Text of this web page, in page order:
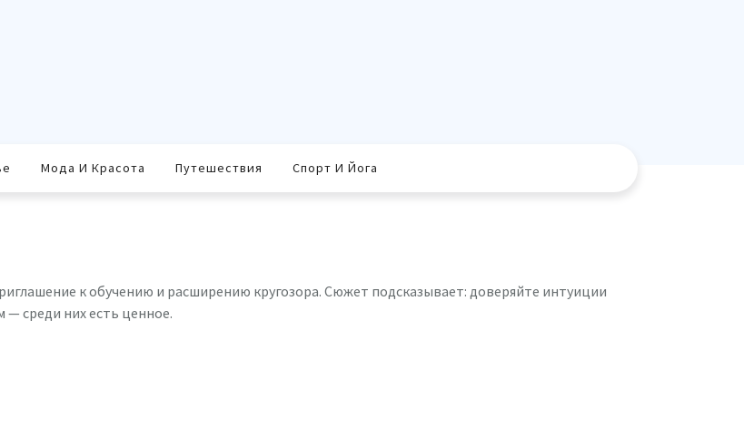
Мода И Красота Путешествия Спорт И Йога
к обучению и расширению кругозора. Сюжет подсказывает: доверяйте интуиции
среди них есть ценное.